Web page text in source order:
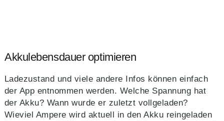
Akkulebensdauer optimieren
Ladezustand und viele andere Infos können einfach
der App entnommen werden. Welche Spannung hat
der Akku? Wann wurde er zuletzt vollgeladen?
Wieviel Ampere wird aktuell in den Akku reingeladen